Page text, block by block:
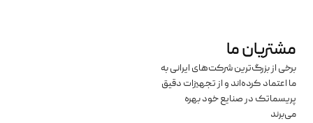
ما
از بزرگ‌ترین شرکت‌های ایرانی به
اعتماد کرده‌اند و از تجهیزات دقیق
در صنایع خود بهره‌